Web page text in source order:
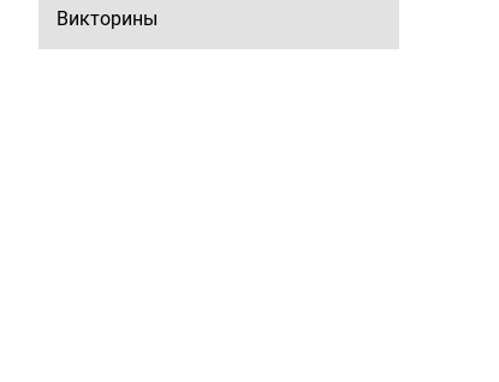
Викторины